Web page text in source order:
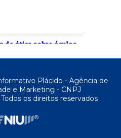
de ótica sobre óculos
Alves
Plácido - Agência de
e Marketing - CNPJ
os direitos reservados